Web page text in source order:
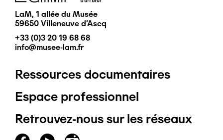
LaM, 1 allée du Musée
59650 Villeneuve d'Ascq
+33 (0)3 20 19 68 68
info@musee-lam.fr
Pied
de
page
Ressources documentaires
Espace professionnel
Retrouvez-nous sur les réseaux